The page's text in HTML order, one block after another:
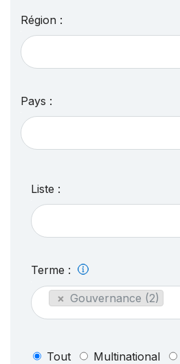
Région :
Pays :
Liste :
Terme :
× Gouvernance (2)
Tout Multinational